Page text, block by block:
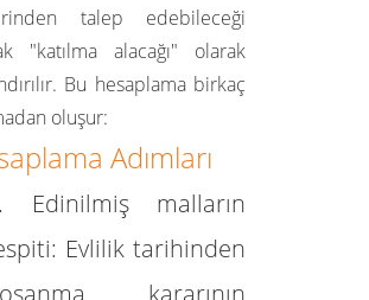
talep edebileceği
"katılma alacağı" olarak
Bu hesaplama birkaç
oluşur:
Adımları
Edinilmiş malların
Evlilik tarihinden
kararının